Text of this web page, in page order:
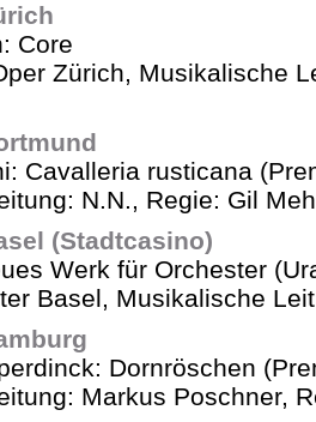
Core
Zürich, Musikalische
Cavalleria rusticana
N.N., Regie: Gil
(Stadtcasino)
Werk für Orchester
Basel, Musikalische
Dornröschen
Markus Poschner,